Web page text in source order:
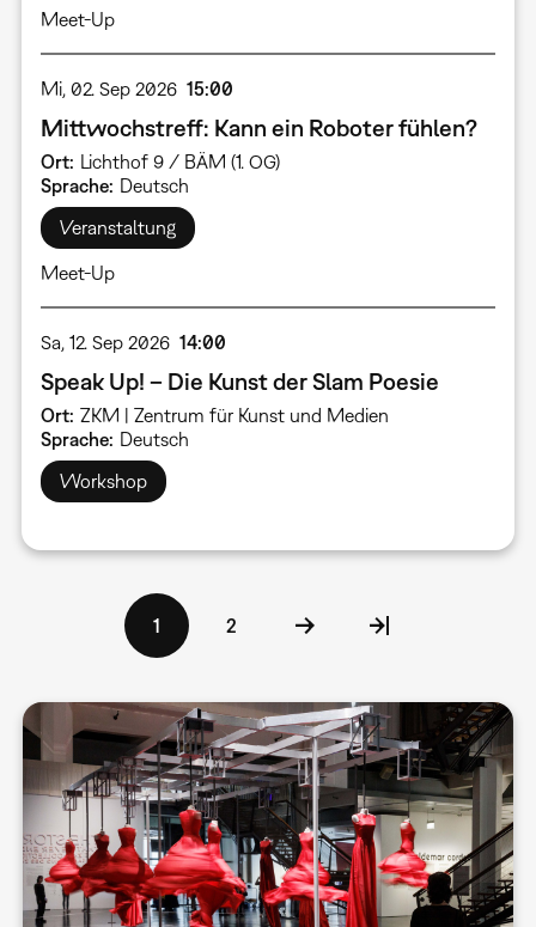
Meet-Up
Mi, 02. Sep 2026 15:00
Mittwochstreff: Kann ein Roboter fühlen?
Ort Lichthof 9 / BÄM (1. OG)
Sprache Deutsch
Veranstaltung
Meet-Up
Sa, 12. Sep 2026 14:00
Speak Up! – Die Kunst der Slam Poesie
Ort ZKM | Zentrum für Kunst und Medien
Sprache Deutsch
Workshop
Aktuelle
Seite
1 Seite
2